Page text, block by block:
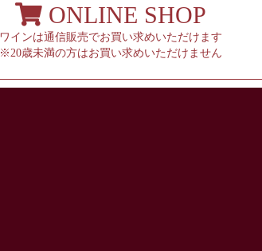
ONLINE SHOP
ワインは通信販売でお買い求めいただけます
※20歳未満の方はお買い求めいただけません